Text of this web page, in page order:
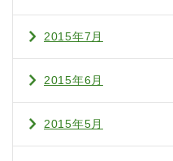
2015年7月
2015年6月
2015年5月